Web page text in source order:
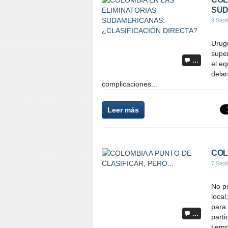
…
9
el
complicaciones...
Leer más
…
7
No
para